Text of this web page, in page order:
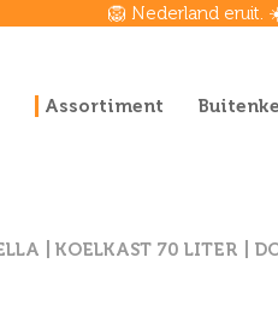
🦁 Nederland eruit.
Assortiment
| KOELKAST 70 LITER |